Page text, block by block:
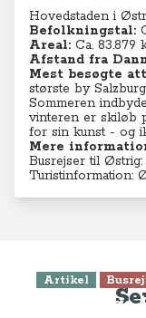
Hovedstaden i
Befolkningstal:
Areal: Ca. 83.879
Afstand fra
Mest besøgte
største by
Sommeren
vinteren er skiløb
for sin kunst - og
Mere
Busrejser til Østrig:
Turistinformation:
Artikel